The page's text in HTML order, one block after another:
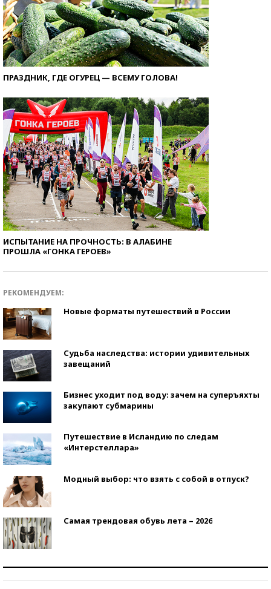
ПРАЗДНИК, ГДЕ ОГУРЕЦ — ВСЕМУ ГОЛОВА!
ИСПЫТАНИЕ НА ПРОЧНОСТЬ: В АЛАБИНЕ
ПРОШЛА «ГОНКА ГЕРОЕВ»
РЕКОМЕНДУЕМ:
Новые форматы путешествий в России
Судьба наследства: истории удивительных
завещаний
Бизнес уходит под воду: зачем на суперъяхты
закупают субмарины
Путешествие в Исландию по следам
«Интерстеллара»
Модный выбор: что взять с собой в отпуск?
Самая трендовая обувь лета – 2026